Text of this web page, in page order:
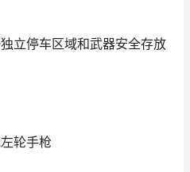
立停车区域和武器安全存放
轮手枪